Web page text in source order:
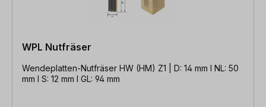
WPL Nutfräser
Wendeplatten-Nutfräser HW (HM) Z1 | D: 14 mm l NL: 50
mm l S: 12 mm l GL: 94 mm